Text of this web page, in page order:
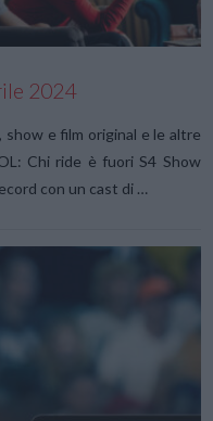
2024
e film original e le altre
Chi ride è fuori S4 Show
con un cast di …